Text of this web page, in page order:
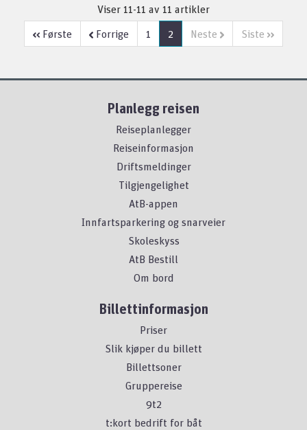
Viser 11-11 av 11 artikler
Første
Forrige 1 2 Neste Siste
Planlegg reisen
Reiseplanlegger
Reiseinformasjon
Driftsmeldinger
Tilgjengelighet
AtB-appen
Innfartsparkering og snarveier
Skoleskyss
AtB Bestill
Om bord
Billettinformasjon
Priser
Slik kjøper du billett
Billettsoner
Gruppereise
9t2
t:kort bedrift for båt